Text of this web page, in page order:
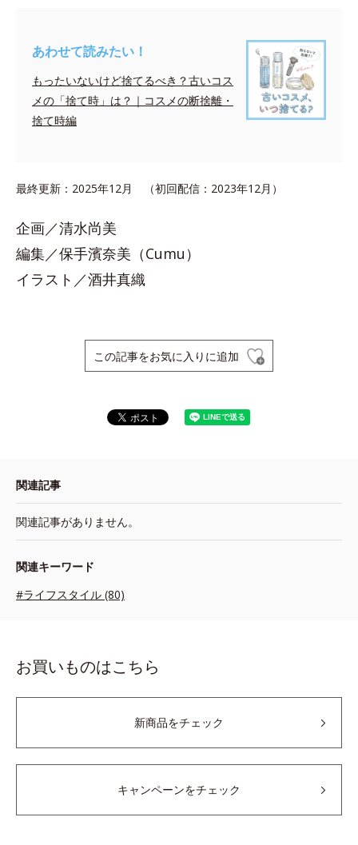
あわせて読みたい！
もったいないけど捨てるべき？古いコス
メの「捨て時」は？｜コスメの断捨離・
捨て時編
最終更新：2025年12月 （初回配信：2023年12月）
企画／清水尚美
編集／保手濱奈美（Cumu）
イラスト／酒井真織
この記事をお気に入りに追加
関連記事
関連記事がありません。
関連キーワード
#ライフスタイル (80)
お買いものはこちら
新商品をチェック
キャンペーンをチェック